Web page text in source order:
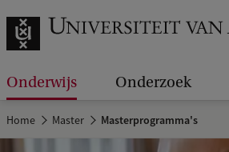
Onderwijs Onderzoek
Home Master Masterprogramma's